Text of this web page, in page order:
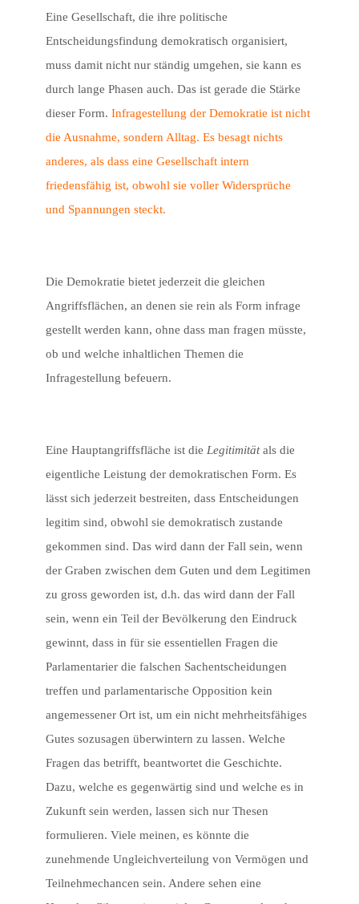
Eine Gesellschaft, die ihre politische
Entscheidungsfindung demokratisch organisiert,
muss damit nicht nur ständig umgehen, sie kann es
durch lange Phasen auch. Das ist gerade die Stärke
dieser Form.Infragestellung der Demokratie ist nicht
die Ausnahme, sondern Alltag. Es besagt nichts
anderes, als dass eine Gesellschaft intern
friedensfähig ist, obwohl sie voller Widersprüche
und Spannungen steckt.
Die Demokratie bietet jederzeit die gleichen
Angriffsflächen, an denen sie rein als Form infrage
gestellt werden kann, ohne dass man fragen müsste,
ob und welche inhaltlichen Themen die
Infragestellung befeuern.
Eine Hauptangriffsfläche ist die Legitimitätals die
eigentliche Leistung der demokratischen Form. Es
lässt sich jederzeit bestreiten, dass Entscheidungen
legitim sind, obwohl sie demokratisch zustande
gekommen sind. Das wird dann der Fall sein, wenn
der Graben zwischen dem Guten und dem Legitimen
zu gross geworden ist, d.h. das wird dann der Fall
sein, wenn ein Teil der Bevölkerung den Eindruck
gewinnt, dass in für sie essentiellen Fragen die
Parlamentarier die falschen Sachentscheidungen
treffen und parlamentarische Opposition kein
angemessener Ort ist, um ein nicht mehrheitsfähiges
Gutes sozusagen überwintern zu lassen. Welche
Fragen das betrifft, beantwortet die Geschichte.
Dazu, welche es gegenwärtig sind und welche es in
Zukunft sein werden, lassen sich nur Thesen
formulieren. Viele meinen, es könnte die
zunehmende Ungleichverteilung von Vermögen und
Teilnehmechancen sein. Andere sehen eine